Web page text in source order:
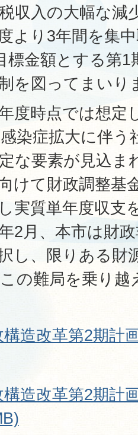
収入の大幅な減
より3年間を集
標金額とする第1
を図ってまいり
度時点では想定
染症拡大に伴う
な要素が見込ま
けて財政調整基
実質単年度収支
2月、本市は財
し、限りある財
の難局を乗り
造改革第2期計
造改革第2期計